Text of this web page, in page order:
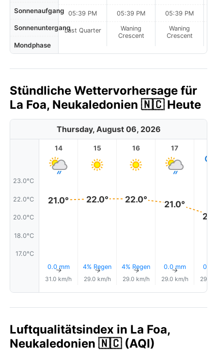
Sonnenaufgang
Sonnenuntergang
Mondphase
05:39 PM
Last Quarter
05:39 PM
Waning
Crescent
05:39 PM
Waning
Crescent
Stündliche Wettervorhersage für
La Foa, Neukaledonien 🇳🇨 Heute
Thursday, August 06, 2026
23.0°C
22.0°C
20.0°C
18.0°C
17.0°C
14
21.0°
0.0 mm
↑
31.0 km/h
15
22.0°
4% Regen
↑
29.0 km/h
16
22.0°
4% Regen
↑
29.0 km/h
17
21.0°
0.0 mm
↑
29.0 km/h
0.1
29.0
Luftqualitätsindex in La Foa,
Neukaledonien 🇳🇨 (AQI)